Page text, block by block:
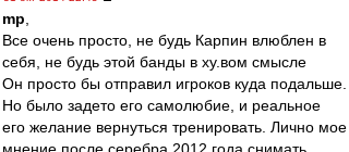
mp
Все очень просто, не будь Карпин влюблен в
себя, не будь этой банды в ху.вом смысле
Он просто бы отправил игроков куда подальше.
Но было задето его самолюбие, и реальное
его желание вернуться тренировать. Лично мое